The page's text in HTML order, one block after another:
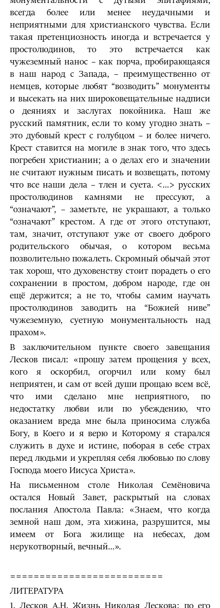
всегда более или менее неудачными и
неприятными для христианского чувства. Если
такая претенциозность иногда и встречается у
простолюдинов, то это встречается как
чужеземный нанос – как порча, пробирающаяся
в наш народ с Запада, – преимущественно от
немцев, которые любят “возводить” монументы
и высекать на них широковещательные надписи
о деяниях и заслугах покойника. Наш же
русский памятник, если то кому угодно знать –
это дубовый крест с голубцом – и более ничего.
Крест ставится на могиле в знак того, что здесь
погребен христианин; а о делах его и значении
не считают нужным писать и возвещать, потому
что все наши дела – тлен и суета. <…> русских
простолюдинов камнями не прессуют, а
“означают”, – заметьте, не украшают, а только
“означают” крестом. А где от этого отступают,
там, значит, отступают уже от своего доброго
родительского обычая, о котором весьма
позволительно пожалеть. Скромный обычай этот
так хорош, что духовенству стоит порадеть о его
сохранении в простом, добром народе, где он
ещё держится; а не то, чтобы самим научать
простолюдинов заводить на “Божией ниве”
чужеземную, суетную монументальность над
прахом».
В заключительном пункте своего завещания
Лесков писал: «прошу затем прощения у всех,
кого я оскорбил, огорчил или кому был
неприятен, и сам от всей души прощаю всем всё,
что ими сделано мне неприятного, по
недостатку любви или по убеждению, что
оказанием вреда мне была приносима служба
Богу, в Коего и я верю и Которому я старался
служить в духе и истине, поборая в себе страх
перед людьми и укрепляя себя любовью по слову
Господа моего Иисуса Христа».
На письменном столе Николая Семёновича
остался Новый Завет, раскрытый на словах
послания Апостола Павла: «Знаем, что когда
земной наш дом, эта хижина, разрушится, мы
имеем от Бога жилище на небесах, дом
нерукотворный, вечный…».
==========================
ЛИТЕРАТУРА
1. Лесков А.Н. Жизнь Николая Лескова: по его